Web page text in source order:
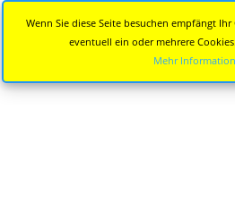
Wenn Sie diese Seite besuchen empfängt
eventuell ein oder mehrere Cookies.
Mehr